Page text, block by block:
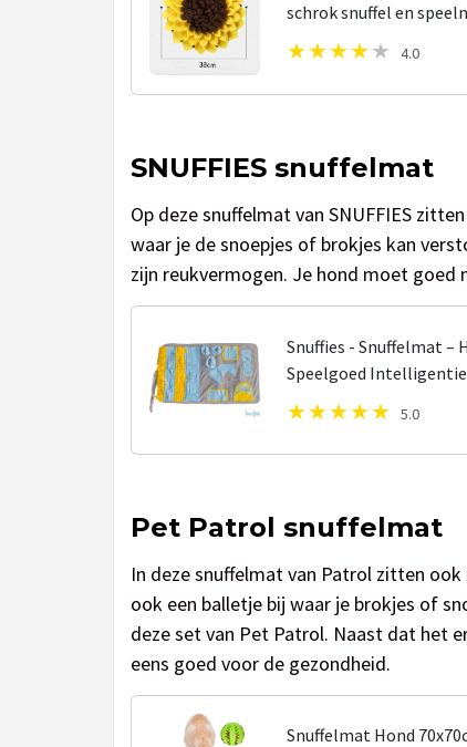
schrok snuffel en
Kattenspeelgoed -
4.0
SNUFFIES snuffelmat
Op deze snuffelmat van SNUFFIES
waar je de snoepjes of brokjes kan
zijn reukvermogen. Je hond moet goed
Snuffies - Snuffelmat –
Speelgoed
Snuffelmatten –
5.0
Pet Patrol snuffelmat
In deze snuffelmat van Patrol zitten
ook een balletje bij waar je brokjes of
deze set van Pet Patrol. Naast dat het
eens goed voor de gezondheid.
Snuffelmat Hond